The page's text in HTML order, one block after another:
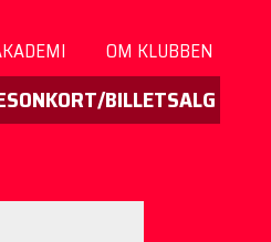
OM KLUBBEN
BILLETSALG